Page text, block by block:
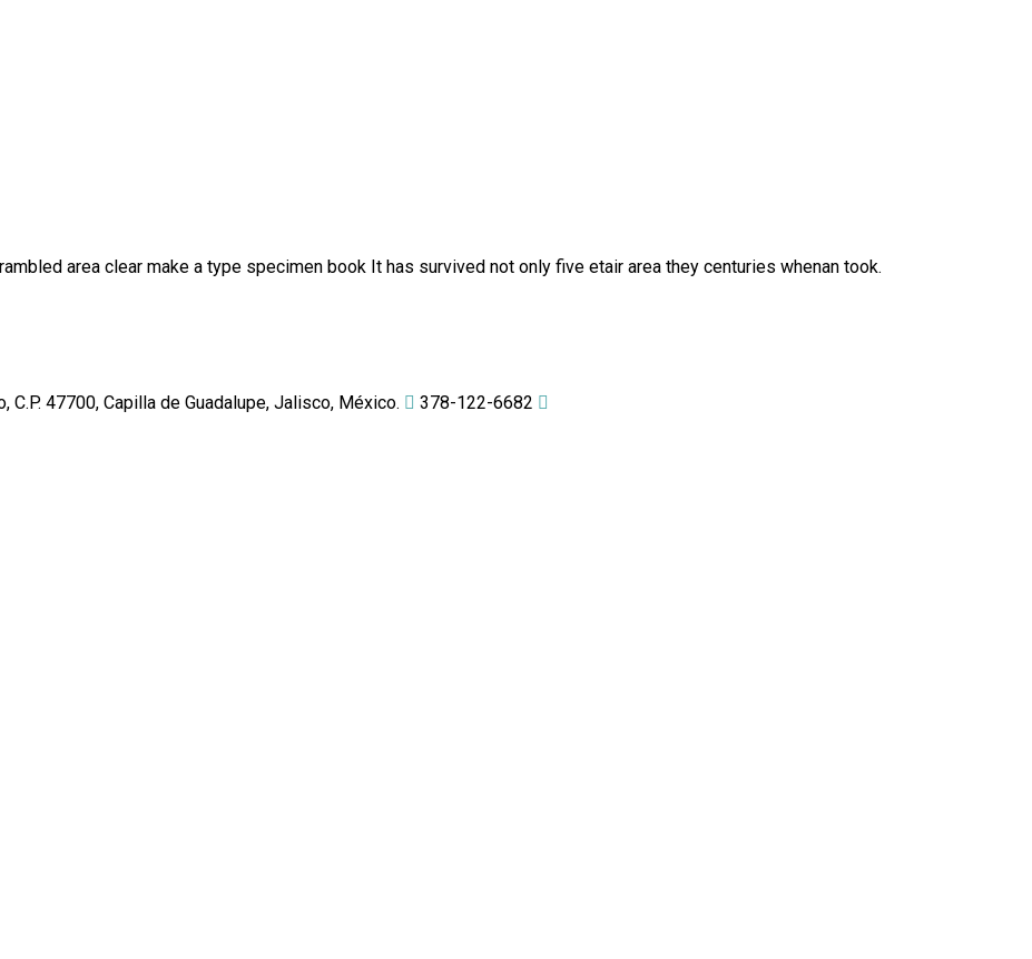
area clear make a type specimen book It has survived not only five etair area they centuries whenan took.
47700, Capilla de Guadalupe, Jalisco, México. 378-122-6682